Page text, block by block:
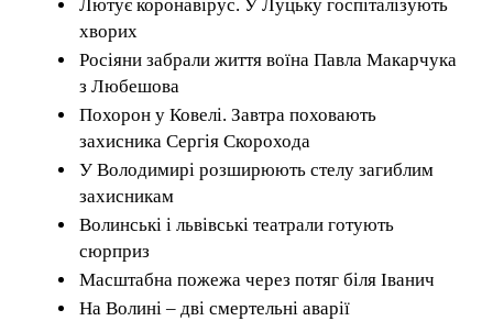
Лютує коронавірус. У Луцьку госпіталізують
хворих
Росіяни забрали життя воїна Павла Макарчука
з Любешова
Похорон у Ковелі. Завтра поховають
захисника Сергія Скорохода
У Володимирі розширюють стелу загиблим
захисникам
Волинські і львівські театрали готують
сюрприз
Масштабна пожежа через потяг біля Іванич
На Волині – дві смертельні аварії